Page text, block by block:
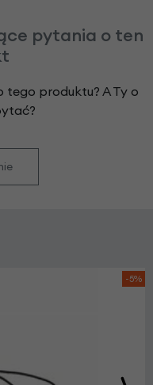
pytania o ten
tego produktu? A Ty o
-5%